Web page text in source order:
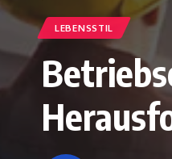
LEBENSSTIL